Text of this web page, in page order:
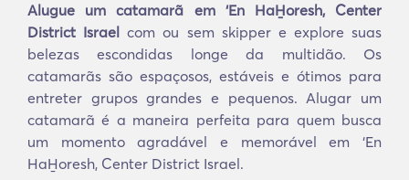
Alugue um catamarã em ‘En HaH̱oresh, Center
District Israel com ou sem skipper e explore suas
belezas escondidas longe da multidão. Os
catamarãs são espaçosos, estáveis e ótimos para
entreter grupos grandes e pequenos. Alugar um
catamarã é a maneira perfeita para quem busca
um momento agradável e memorável em ‘En
HaH̱oresh, Center District Israel.